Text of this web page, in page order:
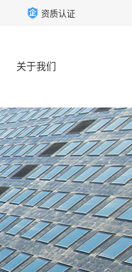
资质认证
关于我们